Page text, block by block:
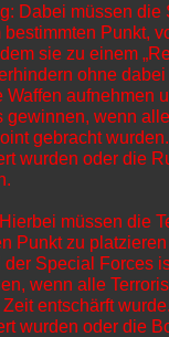
Dabei müssen
bestimmten Punkt,
sie zu einem
ohne
Waffen aufnehmen
gewinnen, wenn
gebracht
wurden oder die
müssen die
Punkt zu
Special Forces
wenn alle
entschärft
wurden oder die